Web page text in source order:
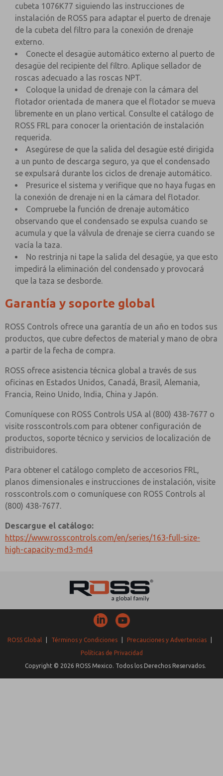
cubeta 1076K77 siguiendo las instrucciones de
instalación de ROSS para adaptar el puerto de drenaje
de la cubeta del filtro para la conexión de drenaje
externo.
Conecte el desagüe automático externo al puerto de
desagüe del recipiente del filtro. Aplique sellador de
roscas adecuado a las roscas NPT.
Coloque la unidad de drenaje con la cámara del
flotador orientada de manera que el flotador se mueva
libremente en un plano vertical. Consulte el catálogo de
ROSS FRL para conocer la orientación de instalación
requerida.
Asegúrese de que la salida del desagüe esté dirigida
a un punto de descarga seguro, ya que el condensado
se expulsará durante los ciclos de drenaje automático.
Presurice el sistema y verifique que no haya fugas en
la conexión de drenaje ni en la cámara del flotador.
Compruebe la función de drenaje automático
observando que el condensado se expulsa cuando se
acumula y que la válvula de drenaje se cierra cuando se
vacía la taza.
No restrinja ni tape la salida del desagüe, ya que esto
impedirá la eliminación del condensado y provocará
que la taza se desborde.
Garantía y soporte global
ROSS Controls ofrece una garantía de un año en todos sus
productos, que cubre defectos de material y mano de obra
a partir de la fecha de compra.
ROSS ofrece asistencia técnica global a través de sus
oficinas en Estados Unidos, Canadá, Brasil, Alemania,
Francia, Reino Unido, India, China y Japón.
Comuníquese con ROSS Controls USA al (800) 438-7677 o
visite rosscontrols.com para obtener configuración de
productos, soporte técnico y servicios de localización de
distribuidores.
Para obtener el catálogo completo de accesorios FRL,
planos dimensionales e instrucciones de instalación, visite
rosscontrols.com o comuníquese con ROSS Controls al
(800) 438-7677.
Descargue el catálogo:
https://www.rosscontrols.com/en/series/163-full-size-
high-capacity-md3-md4
ROSS Global Términos y Condiciones Precauciones y Advertencias
Políticas de Privacidad
Copyright © 2026 ROSS Mexico. Todos los Derechos Reservados.